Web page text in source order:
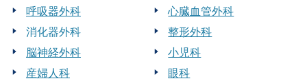
呼吸器外科
心臓血管外科
消化器外科
整形外科
脳神経外科
小児科
産婦人科
眼科